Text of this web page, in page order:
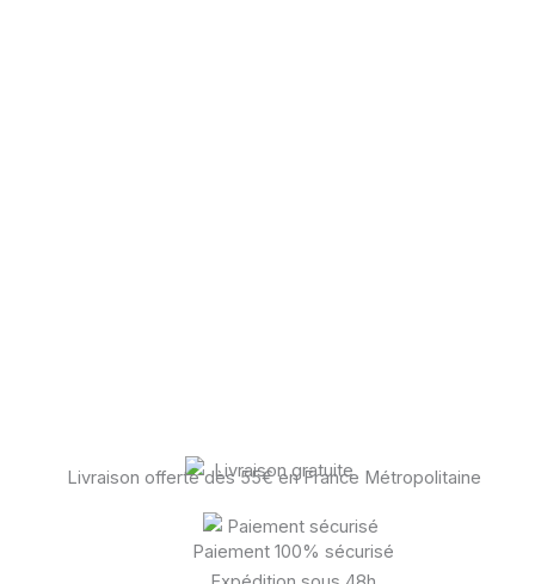
Livraison offerte dès 55€ en France Métropolitaine
Paiement 100% sécurisé